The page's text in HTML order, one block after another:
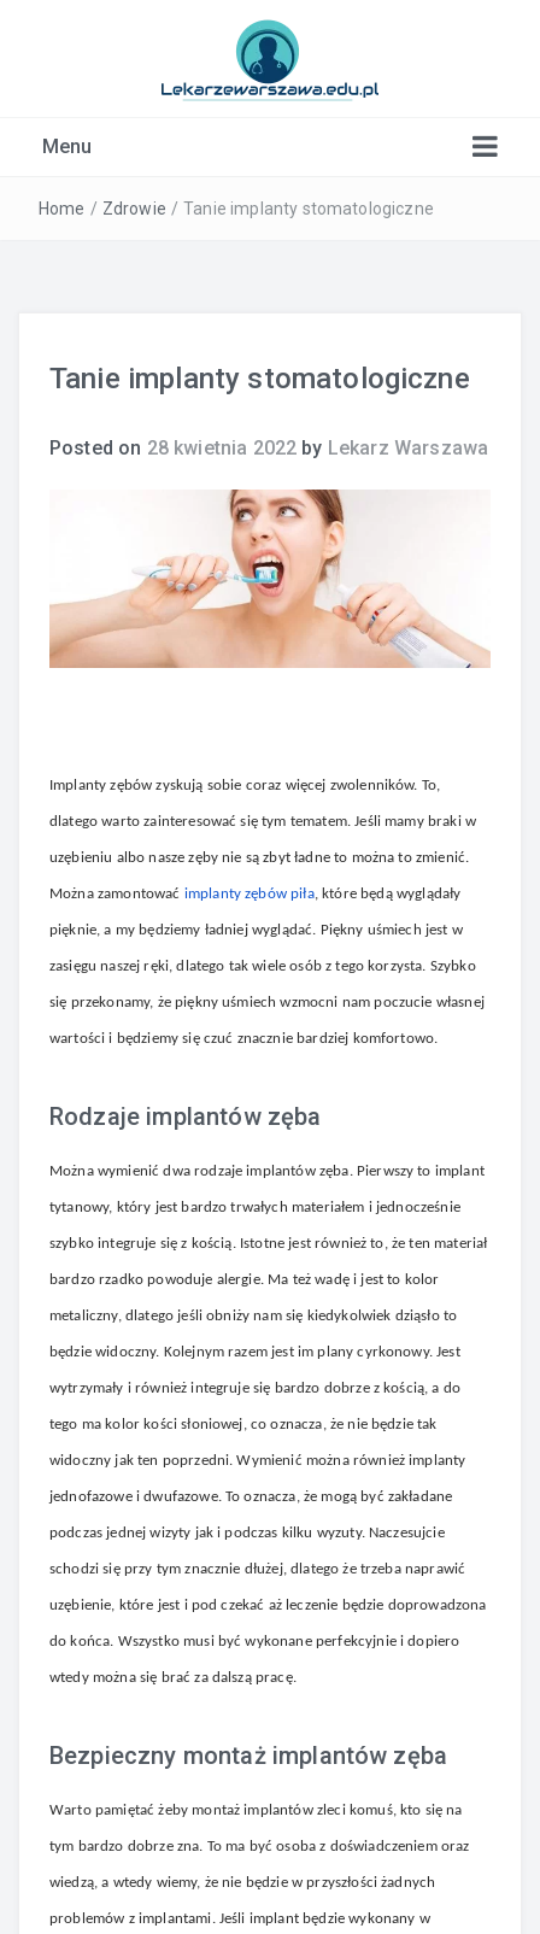
Menu
Home / Zdrowie / Tanie implanty stomatologiczne
Tanie implanty stomatologiczne
Posted on 28 kwietnia 2022 by Lekarz Warszawa
Implanty zębów zyskują sobie coraz więcej zwolenników. To,
dlatego warto zainteresować się tym tematem. Jeśli mamy braki w
uzębieniu albo nasze zęby nie są zbyt ładne to można to zmienić.
Można zamontować implanty zębów piła, które będą wyglądały
pięknie, a my będziemy ładniej wyglądać. Piękny uśmiech jest w
zasięgu naszej ręki, dlatego tak wiele osób z tego korzysta. Szybko
się przekonamy, że piękny uśmiech wzmocni nam poczucie własnej
wartości i będziemy się czuć znacznie bardziej komfortowo.
Rodzaje implantów zęba
Można wymienić dwa rodzaje implantów zęba. Pierwszy to implant
tytanowy, który jest bardzo trwałych materiałem i jednocześnie
szybko integruje się z kością. Istotne jest również to, że ten materiał
bardzo rzadko powoduje alergie. Ma też wadę i jest to kolor
metaliczny, dlatego jeśli obniży nam się kiedykolwiek dziąsło to
będzie widoczny. Kolejnym razem jest im plany cyrkonowy. Jest
wytrzymały i również integruje się bardzo dobrze z kością, a do
tego ma kolor kości słoniowej, co oznacza, że nie będzie tak
widoczny jak ten poprzedni. Wymienić można również implanty
jednofazowe i dwufazowe. To oznacza, że mogą być zakładane
podczas jednej wizyty jak i podczas kilku wyzuty. Naczesujcie
schodzi się przy tym znacznie dłużej, dlatego że trzeba naprawić
uzębienie, które jest i pod czekać aż leczenie będzie doprowadzona
do końca. Wszystko musi być wykonane perfekcyjnie i dopiero
wtedy można się brać za dalszą pracę.
Bezpieczny montaż implantów zęba
Warto pamiętać żeby montaż implantów zleci komuś, kto się na
tym bardzo dobrze zna. To ma być osoba z doświadczeniem oraz
wiedzą, a wtedy wiemy, że nie będzie w przyszłości żadnych
problemów z implantami. Jeśli implant będzie wykonany w